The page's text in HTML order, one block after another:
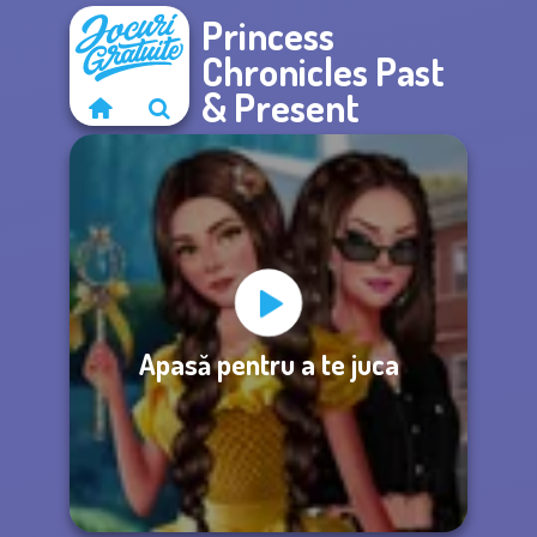
Princess
Chronicles Past
& Present
Apasă pentru a te juca